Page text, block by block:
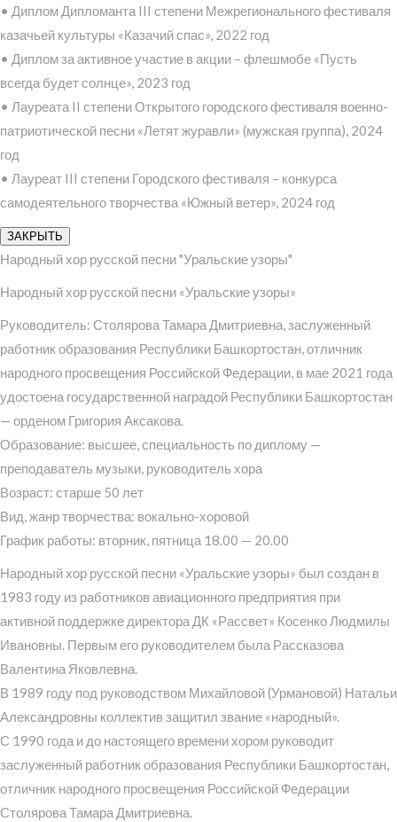
• Диплом Дипломанта III степени Межрегионального фестиваля
казачьей культуры «Казачий спас», 2022 год
• Диплом за активное участие в акции – флешмобе «Пусть
всегда будет солнце», 2023 год
• Лауреата II степени Открытого городского фестиваля военно-
патриотической песни «Летят журавли» (мужская группа), 2024
год
• Лауреат III степени Городского фестиваля – конкурса
самодеятельного творчества «Южный ветер», 2024 год
ЗАКРЫТЬ
Народный хор русской песни "Уральские узоры"
Народный хор русской песни «Уральские узоры»
Руководитель: Столярова Тамара Дмитриевна, заслуженный
работник образования Республики Башкортостан, отличник
народного просвещения Российской Федерации, в мае 2021 года
удостоена государственной наградой Республики Башкортостан
— орденом Григория Аксакова.
Образование: высшее, специальность по диплому —
преподаватель музыки, руководитель хора
Возраст: старше 50 лет
Вид, жанр творчества: вокально-хоровой
График работы: вторник, пятница 18.00 — 20.00
Народный хор русской песни «Уральские узоры» был создан в
1983 году из работников авиационного предприятия при
активной поддержке директора ДК «Рассвет» Косенко Людмилы
Ивановны. Первым его руководителем была Рассказова
Валентина Яковлевна.
В 1989 году под руководством Михайловой (Урмановой) Натальи
Александровны коллектив защитил звание «народный».
С 1990 года и до настоящего времени хором руководит
заслуженный работник образования Республики Башкортостан,
отличник народного просвещения Российской Федерации
Столярова Тамара Дмитриевна.